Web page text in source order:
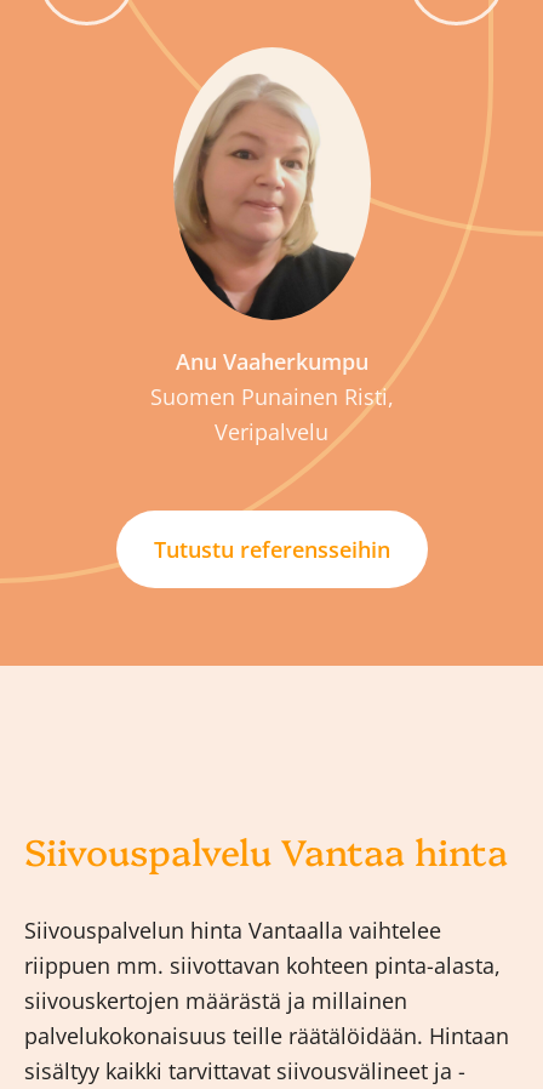
Anu Vaaherkumpu
Suomen Punainen Risti,
Veripalvelu
Tutustu referensseihin
Siivouspalvelu Vantaa hinta
Siivouspalvelun hinta Vantaalla vaihtelee
riippuen mm. siivottavan kohteen pinta-alasta,
siivouskertojen määrästä ja millainen
palvelukokonaisuus teille räätälöidään. Hintaan
sisältyy kaikki tarvittavat siivousvälineet ja -